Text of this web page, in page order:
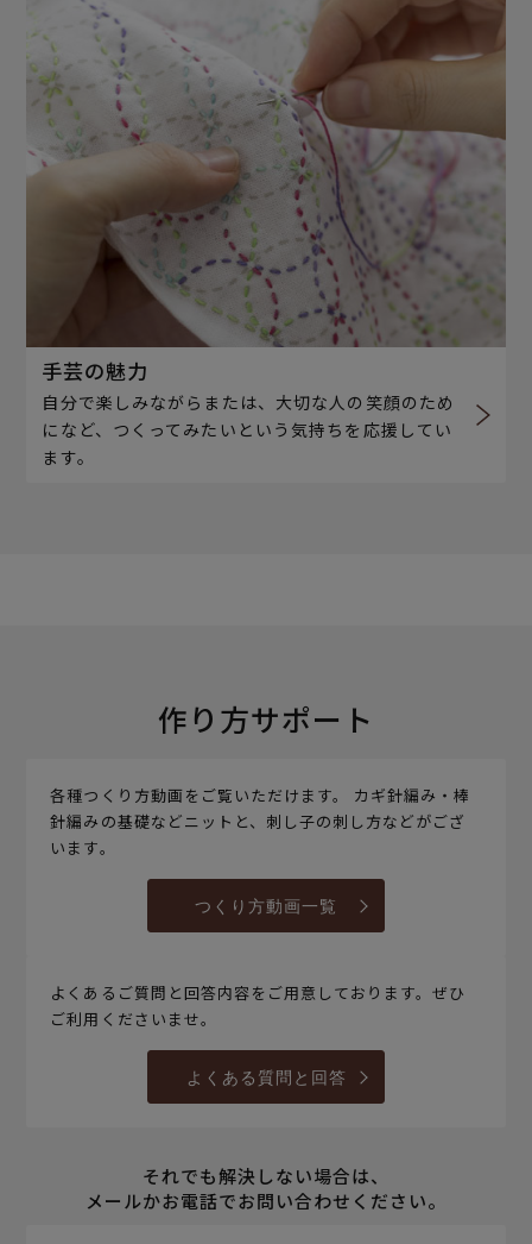
手芸の魅力
自分で楽しみながらまたは、大切な人の笑顔のため
になど、つくってみたいという気持ちを応援してい
ます。
作り方サポート
各種つくり方動画をご覧いただけます。 カギ針編み・棒
針編みの基礎などニットと、刺し子の刺し方などがござ
います。
つくり方動画一覧
よくあるご質問と回答内容をご用意しております。ぜひ
ご利用くださいませ。
よくある質問と回答
それでも解決しない場合は、
メールかお電話でお問い合わせください。